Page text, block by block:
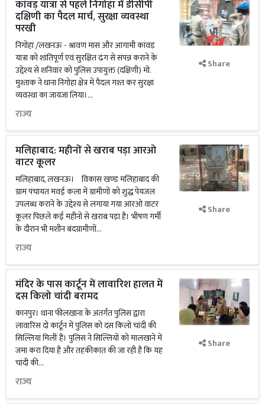
कांवड़ यात्रा से पहले निगोहा में डीसीपी
दक्षिणी का पैदल मार्च, सुरक्षा व्यवस्था
परखी
निगोहां /लखनऊ - श्रावण मास और आगामी कांवड़
यात्रा को शांतिपूर्ण एवं सुरक्षित ढंग से संपन्न कराने के
उद्देश्य से शनिवार को पुलिस उपायुक्त (दक्षिणी) मो.
मुश्ताक ने थाना निगोहा क्षेत्र में पैदल गश्त कर सुरक्षा
व्यवस्था का जायजा लिया।...
राज्य
Share
मलिहाबाद: महीनों से खराब पड़ा आरओ
वाटर कूलर
मलिहाबाद, लखनऊ। विकास खण्ड मलिहाबाद की
ग्राम पंचायत मवई कला में ग्रामीणों को शुद्ध पेयजल
उपलब्ध कराने के उद्देश्य से लगाया गया आरओ वाटर
कूलर पिछले कई महीनों से खराब पड़ा है। भीषण गर्मी
के दौरान भी मशीन बंदग्रामीणों...
राज्य
Share
मंदिर के पास कार्टून में लावारिश हालत में
दस किलो चांदी बरामद
कानपुर। थाना फीलखाना के अंतर्गत पुलिस द्वारा
लावारिस दो कार्टून में पुलिस को दस किलो चांदी की
सिल्लियां मिलीं हैं। पुलिस ने सिल्लियों को मालखाने में
जमा करा दिया है और तहकीकात की जा रही है कि यह
चांदी की...
राज्य
Share